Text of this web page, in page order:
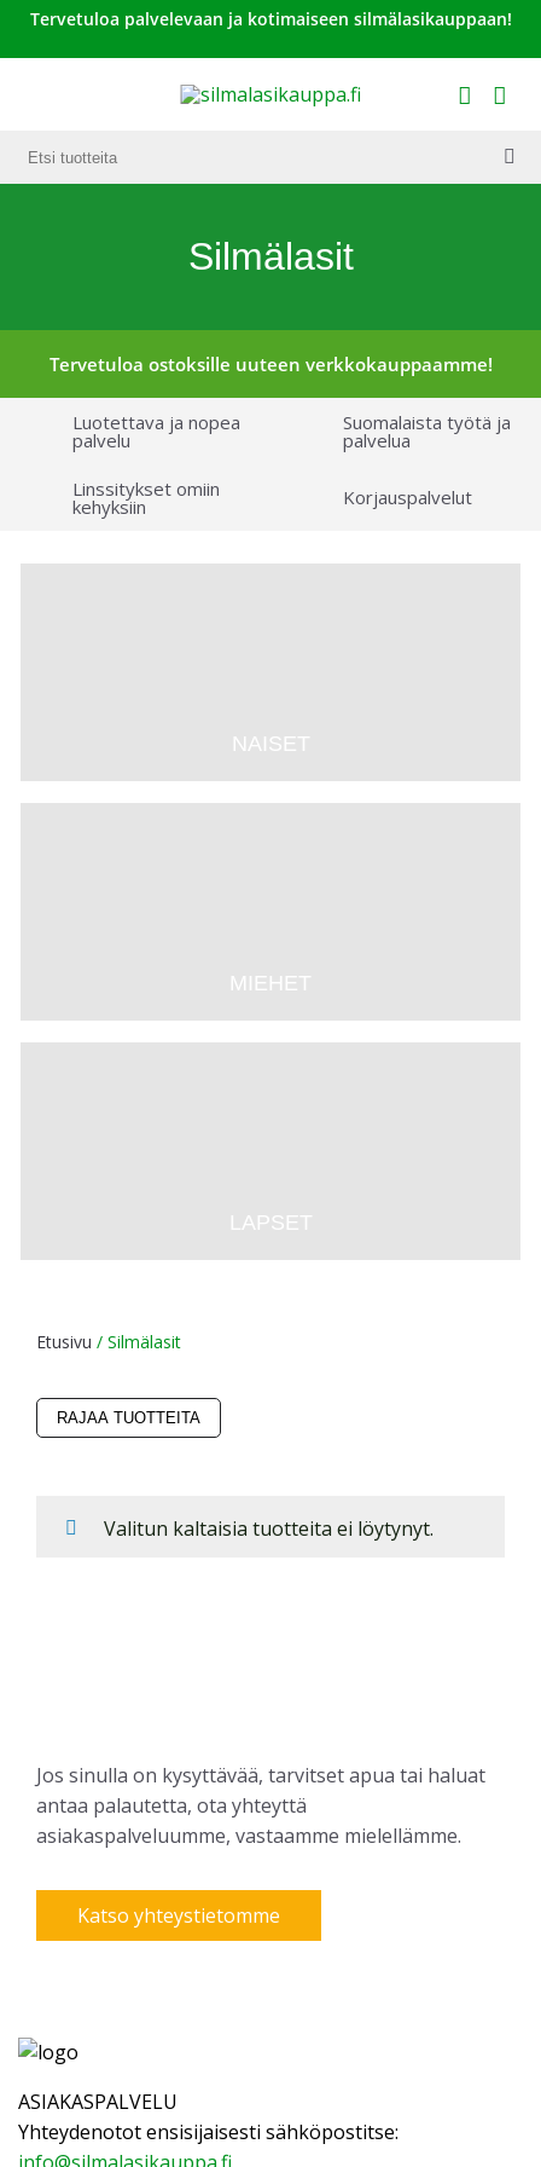
Tervetuloa palvelevaan ja kotimaiseen silmälasikauppaan!
Silmälasit
Tervetuloa ostoksille uuteen verkkokauppaamme!
Luotettava ja nopea
palvelu
Suomalaista työtä ja
palvelua
Linssitykset omiin
kehyksiin Korjauspalvelut
NAISET
MIEHET
LAPSET
Etusivu / Silmälasit
RAJAA TUOTTEITA
Valitun kaltaisia tuotteita ei löytynyt.
Jos sinulla on kysyttävää, tarvitset apua tai haluat
antaa palautetta, ota yhteyttä
asiakaspalveluumme, vastaamme mielellämme.
Katso yhteystietomme
ASIAKASPALVELU
Yhteydenotot ensisijaisesti sähköpostitse: